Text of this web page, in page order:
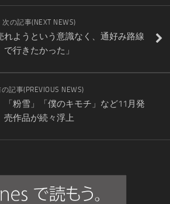
次の記事(NEXT NEWS)
れようという意識なく、通好み路線
で行きたかった」
記事(PREVIOUS NEWS)
「粉雪」「僕のキモチ」など11月発
売作品が続々浮上